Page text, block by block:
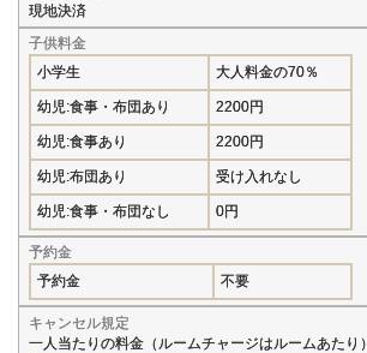
現地決済
子供料金
小学生
大人料金の70％
幼児:食事・布団あり 2200円
幼児:食事あり 2200円
幼児:布団あり 受け入れなし
幼児:食事・布団なし 0円
予約金
予約金
不要
キャンセル規定
一人当たりの料金（ルームチャージはルームあたり）